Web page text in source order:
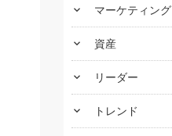
keyboard_arrow_down マーケティング
keyboard_arrow_down 資産
keyboard_arrow_down リーダー
keyboard_arrow_down トレンド